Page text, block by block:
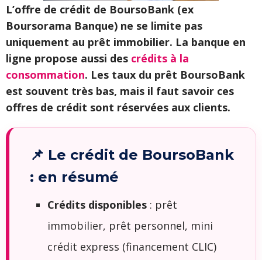
L’offre de crédit de BoursoBank (ex
Boursorama Banque) ne se limite pas
uniquement au prêt immobilier. La banque en
ligne propose aussi des crédits à la
consommation. Les taux du prêt BoursoBank
est souvent très bas, mais il faut savoir ces
offres de crédit sont réservées aux clients.
📌 Le crédit de BoursoBank
: en résumé
Crédits disponibles : prêt
immobilier, prêt personnel, mini
crédit express (financement CLIC)